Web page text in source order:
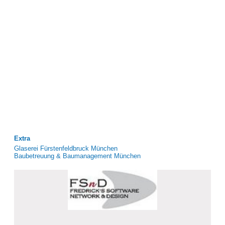
Extra
Glaserei Fürstenfeldbruck München
Baubetreuung & Baumanagement München